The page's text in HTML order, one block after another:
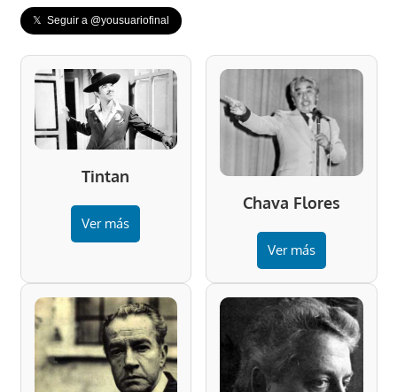
𝕏 Seguir a @yousuariofinal
Tintan
Ver más
Chava Flores
Ver más